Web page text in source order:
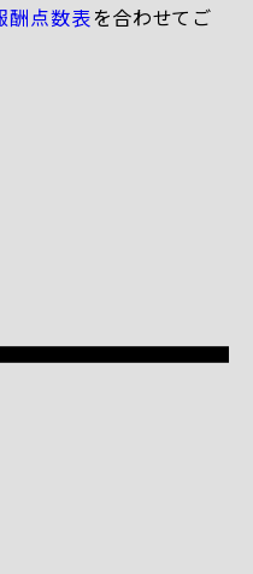
酬点数表を合わせてご